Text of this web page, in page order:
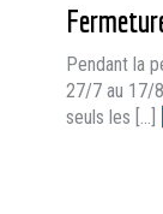
Pendant la
27/7 au 17/
seuls les […]